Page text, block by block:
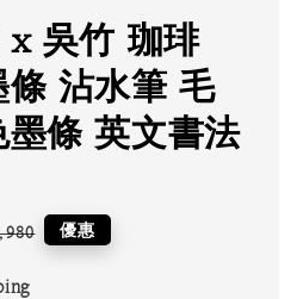
x 吳竹 珈琲
沾水筆 毛
條 英文書法
優惠